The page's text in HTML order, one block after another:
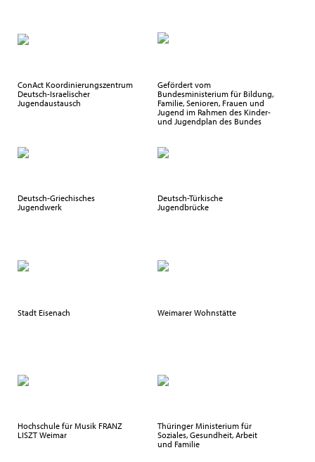
ConAct Koordinierungszentrum
Deutsch-Israelischer
Jugendaustausch
Gefördert vom
Bundesministerium für Bildung,
Familie, Senioren, Frauen und
Jugend im Rahmen des Kinder-
und Jugendplan des Bundes
Deutsch-Griechisches
Jugendwerk
Deutsch-Türkische
Jugendbrücke
Stadt Eisenach Weimarer Wohnstätte
Hochschule für Musik FRANZ
LISZT Weimar
Thüringer Ministerium für
Soziales, Gesundheit, Arbeit
und Familie